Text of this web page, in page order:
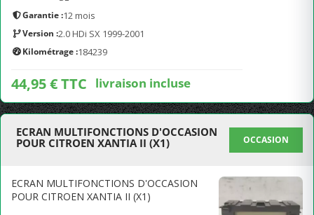
Garantie :12 mois
Version :2.0 HDi SX 1999-2001
Kilométrage :184239
44,95 € TTC livraison incluse
ECRAN MULTIFONCTIONS D'OCCASION
POUR CITROEN XANTIA II (X1)
OCCASION
ECRAN MULTIFONCTIONS D'OCCASION
POUR CITROEN XANTIA II (X1)